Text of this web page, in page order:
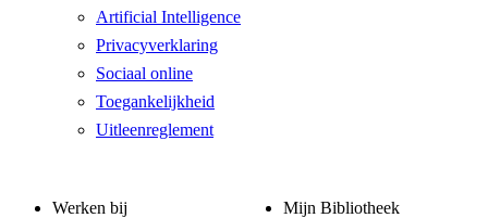
Artificial Intelligence
Privacyverklaring
Sociaal online
Toegankelijkheid
Uitleenreglement
Werken bij Mijn Bibliotheek